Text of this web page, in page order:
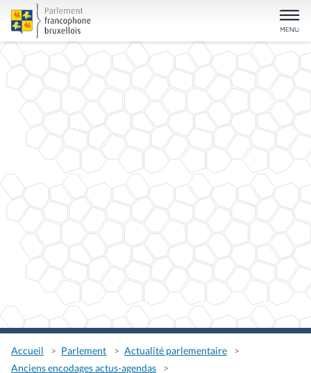
Accueil Parlement
Actualité parlementaire
Anciens encodages actus-agendas